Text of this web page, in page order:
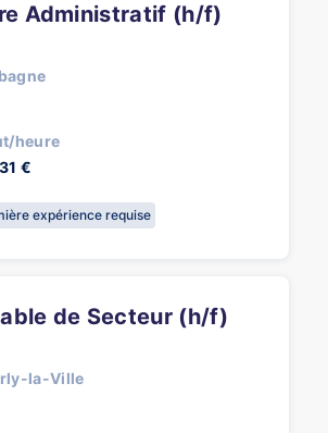
Administratif (h/f)
heure
€
expérience requise
de Secteur (h/f)
la-Ville